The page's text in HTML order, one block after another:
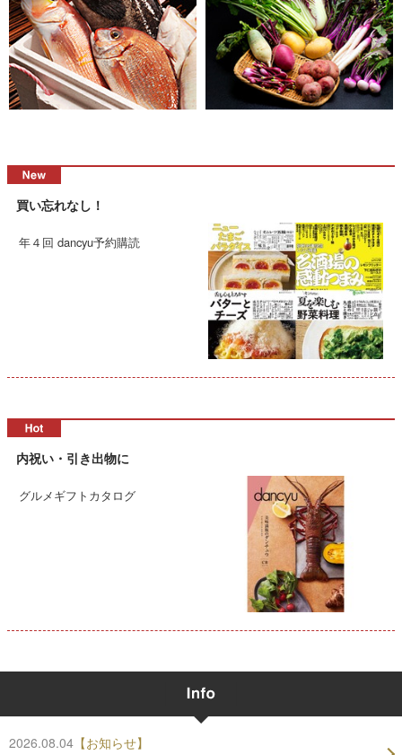
買い忘れなし！
年４回 dancyu予約購読
内祝い・引き出物に
グルメギフトカタログ
2026.08.04 【お知らせ】